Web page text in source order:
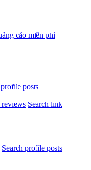
posts
reviews Search link
Search profile posts